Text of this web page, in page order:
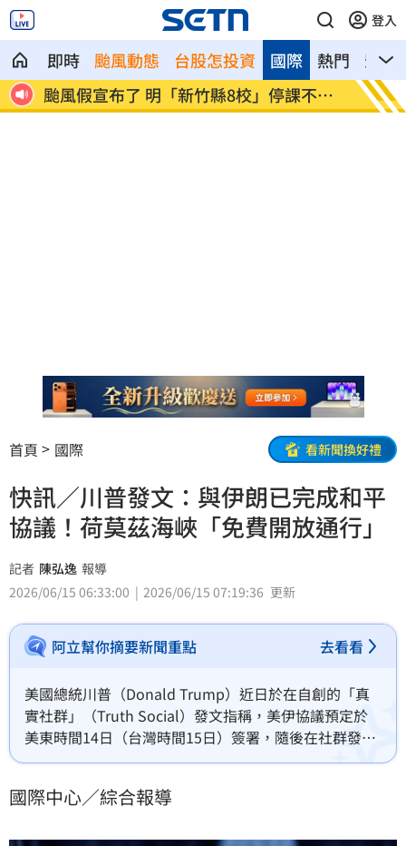
登入
即時 颱風動態 台股怎投資 熱門 影音
國際
怨
颱風假宣布了 明「新竹縣8校」停課不停
班
太陽
首頁 國際 看新聞換好禮
快訊／川普發文：與伊朗已完成和平
協議！荷莫茲海峽「免費開放通行」
記者 陳弘逸 報導
2026/06/15 06:33:00
2026/06/15 07:19:36 更新
阿立幫你摘要新聞重點 去看看
美國總統川普（Donald Trump）近日於在自創的「真
實社群」（Truth Social）發文指稱，美伊協議預定於
美東時間14日（台灣時間15日）簽署，隨後在社群發文
宣布，美國與伊朗已達成協議，美方將立即解除對伊朗
Hormuz）通航。直呼「世界各國的船隻，啟動你們的
國際中心／綜合報導